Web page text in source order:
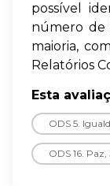
possível
número de
maioria,
Relatórios
Esta
ODS 5.
ODS 16.